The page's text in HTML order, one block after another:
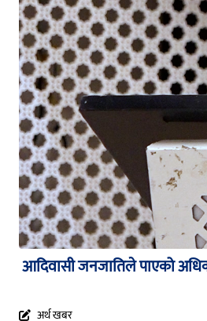
आदिवासी जनजातिले पाएको
अर्थ खबर